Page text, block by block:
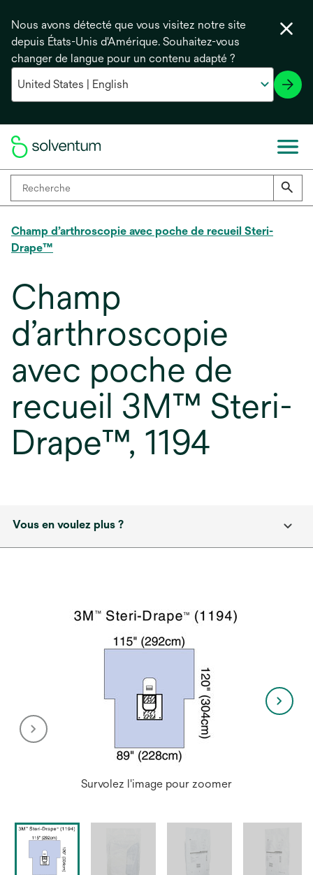
Nous avons détecté que vous visitez notre site
depuis États-Unis d'Amérique. Souhaitez-vous
changer de langue pour un contenu adapté ?
Champ d’arthroscopie avec poche de recueil Steri-
Drape™
Champ
d’arthroscopie
avec poche de
recueil 3M™ Steri-
Drape™, 1194
Vous en voulez plus ?
Survolez l'image pour zoomer